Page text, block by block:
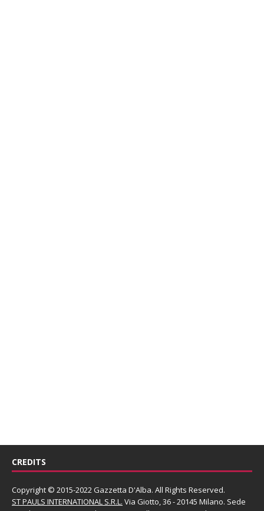
CREDITS
Copyright © 2015-2022 Gazzetta D'Alba. All Rights Reserved.
ST PAULS INTERNATIONAL S.R.L. Via Giotto, 36 - 20145 Milano. Sede